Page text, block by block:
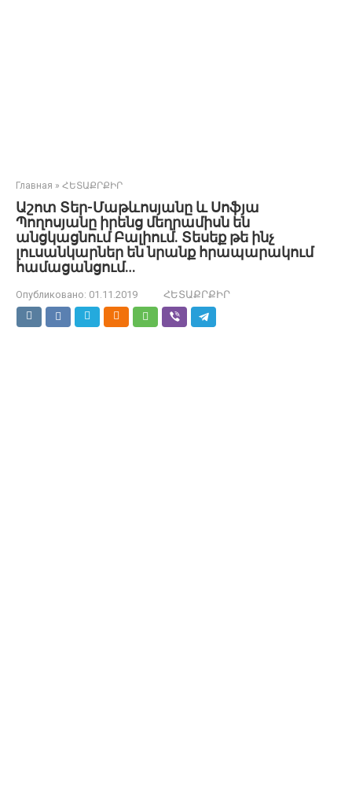
Главная » ՀԵՏԱՔՐՔԻՐ
Աշոտ Տեր-Մաթևոսյանը և Սոֆյա
Պողոսյանը իրենց մեղրամիսն են
անցկացնում Բալիում. Տեսեք թե ինչ
լուսանկարներ են նրանք հրապարակում
համացանցում…
Опубликовано: 01.11.2019 ՀԵՏԱՔՐՔԻՐ